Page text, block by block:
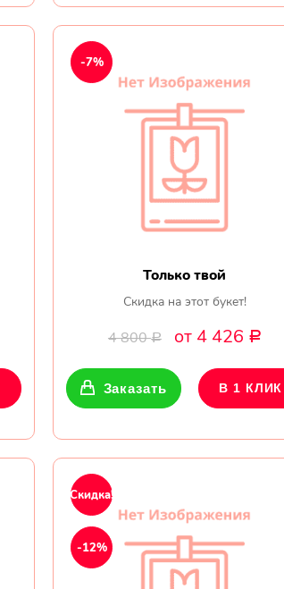
Только твой
Скидка на этот букет!
4 800Р от 4 426 Р
-7%
Заказать В 1 КЛИК
Скидка!
-12%